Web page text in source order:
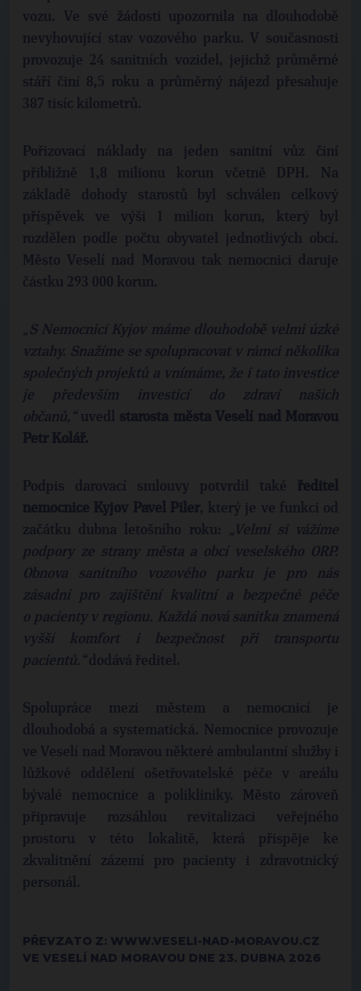
vozu. Ve své žádosti upozornila na dlouhodobě
nevyhovující stav vozového parku. V současnosti
provozuje 24 sanitních vozidel, jejichž průměrné
stáří činí 8,5 roku a průměrný nájezd přesahuje
387 tisíc kilometrů.
Pořizovací náklady na jeden sanitní vůz činí
přibližně 1,8 milionu korun včetně DPH. Na
základě dohody starostů byl schválen celkový
příspěvek ve výši 1 milion korun, který byl
rozdělen podle počtu obyvatel jednotlivých obcí.
Město Veselí nad Moravou tak nemocnici daruje
částku 293 000 korun.
„ S Nemocnicí Kyjov máme dlouhodobě velmi úzké
vztahy. Snažíme se spolupracovat v rámci několika
společných projektů a vnímáme, že i tato investice
je především investicí do zdraví našich
občanů,“uvedl starosta města Veselí nad Moravou
Petr Kolář.
Podpis darovací smlouvy potvrdil také ředitel
nemocnice Kyjov Pavel Piler, který je ve funkci od
začátku dubna letošního roku:
„Velmi si vážíme
podpory ze strany města a obcí veselského ORP.
Obnova sanitního vozového parku je pro nás
zásadní pro zajištění kvalitní a bezpečné péče
o pacienty v regionu. Každá nová sanitka znamená
vyšší komfort i bezpečnost při transportu
pacientů.“dodává ředitel.
Spolupráce mezi městem a nemocnicí je
dlouhodobá a systematická. Nemocnice provozuje
ve Veselí nad Moravou některé ambulantní služby i
lůžkové oddělení ošetřovatelské péče v areálu
bývalé nemocnice a polikliniky. Město zároveň
připravuje rozsáhlou revitalizaci veřejného
prostoru v této lokalitě, která přispěje ke
zkvalitnění zázemí pro pacienty i zdravotnický
personál.
PŘEVZATO Z: WWW.VESELI-NAD-MORAVOU.CZ
VE VESELÍ NAD MORAVOU DNE 23. DUBNA 2026